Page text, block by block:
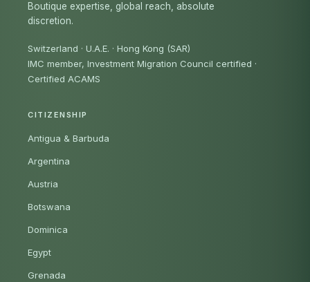
Boutique expertise, global reach, absolute
discretion.
Switzerland · U.A.E. · Hong Kong (SAR)
IMC member, Investment Migration Council certified ·
Certified ACAMS
CITIZENSHIP
Antigua & Barbuda
Argentina
Austria
Botswana
Dominica
Egypt
Grenada